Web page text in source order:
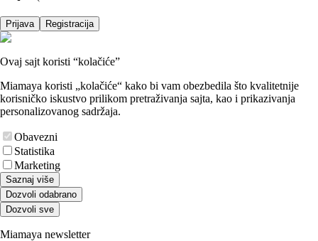
Prijava Registracija
Ovaj sajt koristi “kolačiće”
Miamaya koristi „kolačiće“ kako bi vam obezbedila što kvalitetnije
korisničko iskustvo prilikom pretraživanja sajta, kao i prikazivanja
personalizovanog sadržaja.
Obavezni
Statistika
Marketing
Saznaj više
Dozvoli odabrano
Dozvoli sve
Miamaya newsletter